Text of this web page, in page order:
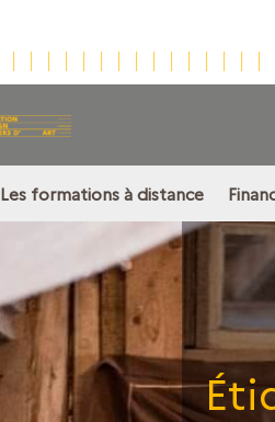
Les formations à distance